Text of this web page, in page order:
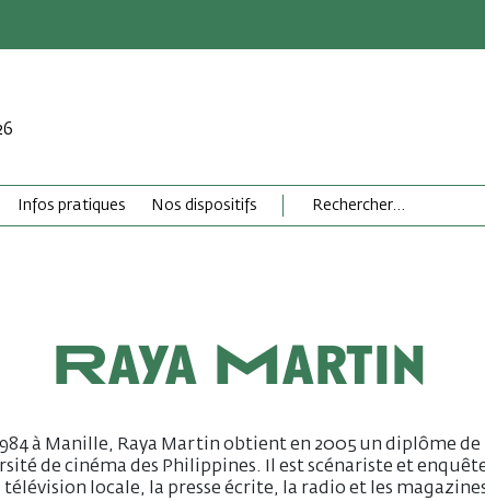
Infos pratiques Nos dispositifs
Raya Martin
à Manille, Raya Martin obtient en 2005 un diplôme de
de cinéma des Philippines. Il est scénariste et
télévision locale, la presse écrite, la radio et les